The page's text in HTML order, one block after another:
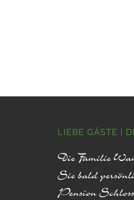
LIEBE GÄSTE |
Die Familie
Sie bald
Pension